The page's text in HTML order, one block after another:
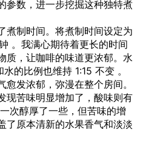
参数，进一步挖掘这种独特煮
煮制时间。将煮制时间设定为
。我满心期待着更长的时间
质，让咖啡的味道更浓郁。水
的比例也维持 1:15 不变 。
发浓郁，弥漫在整个房间。
现苦味明显增加了，酸味则有
次醇厚了一些，但苦味的增
了原本清新的水果香气和淡淡